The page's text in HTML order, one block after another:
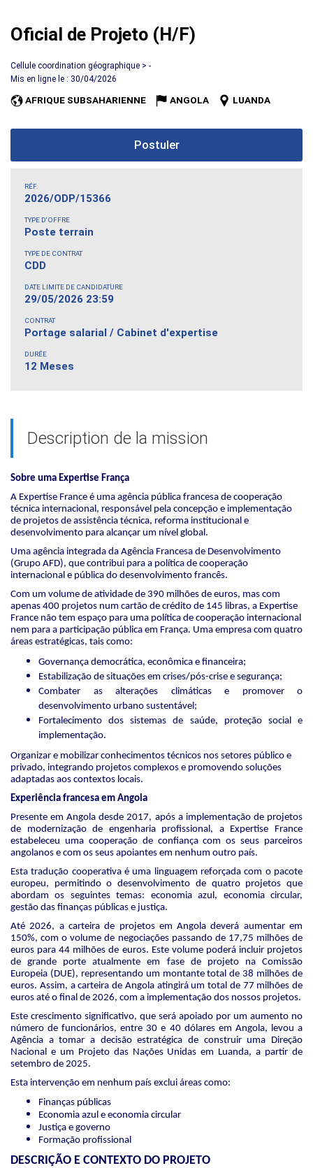
Oficial de Projeto (H/F)
Cellule coordination géographique > -
Mis en ligne le : 30/04/2026
AFRIQUE SUBSAHARIENNE ANGOLA LUANDA
Postuler
RÉF.
2026/ODP/15366
TYPE D'OFFRE
Poste terrain
TYPE DE CONTRAT
CDD
DATE LIMITE DE CANDIDATURE
29/05/2026 23:59
CONTRAT
Portage salarial / Cabinet d'expertise
DURÉE
12 Meses
Description de la mission
Sobre uma Expertise França
A Expertise France é uma agência pública francesa de cooperação
técnica internacional, responsável pela concepção e implementação
de projetos de assistência técnica, reforma institucional e
desenvolvimento para alcançar um nível global.
Uma agência integrada da Agência Francesa de Desenvolvimento
(Grupo AFD), que contribui para a política de cooperação
internacional e pública do desenvolvimento francês.
Com um volume de atividade de 390 milhões de euros, mas com
apenas 400 projetos num cartão de crédito de 145 libras, a Expertise
France não tem espaço para uma política de cooperação internacional
nem para a participação pública em França. Uma empresa com quatro
áreas estratégicas, tais como:
Governança democrática, econômica e financeira;
Estabilização de situações em crises/pós-crise e segurança;
Combater as alterações climáticas e promover o
desenvolvimento urbano sustentável;
Fortalecimento dos sistemas de saúde, proteção social e
implementação.
Organizar e mobilizar conhecimentos técnicos nos setores público e
privado, integrando projetos complexos e promovendo soluções
adaptadas aos contextos locais.
Experiência francesa em Angola
Presente em Angola desde 2017, após a implementação de projetos
de modernização de engenharia profissional, a Expertise France
estabeleceu uma cooperação de confiança com os seus parceiros
angolanos e com os seus apoiantes em nenhum outro país.
Esta tradução cooperativa é uma linguagem reforçada com o pacote
europeu, permitindo o desenvolvimento de quatro projetos que
abordam os seguintes temas: economia azul, economia circular,
gestão das finanças públicas e justiça.
Até 2026, a carteira de projetos em Angola deverá aumentar em
150%, com o volume de negociações passando de 17,75 milhões de
euros para 44 milhões de euros. Este volume poderá incluir projetos
de grande porte atualmente em fase de projeto na Comissão
Europeia (DUE), representando um montante total de 38 milhões de
euros. Assim, a carteira de Angola atingirá um total de 77 milhões de
euros até o final de 2026, com a implementação dos nossos projetos.
Este crescimento significativo, que será apoiado por um aumento no
número de funcionários, entre 30 e 40 dólares em Angola, levou a
Agência a tomar a decisão estratégica de construir uma Direção
Nacional e um Projeto das Nações Unidas em Luanda, a partir de
setembro de 2025.
Esta intervenção em nenhum país exclui áreas como:
Finanças públicas
Economia azul e economia circular
Justiça e governo
Formação profissional
DESCRIÇÃO E CONTEXTO DO PROJETO